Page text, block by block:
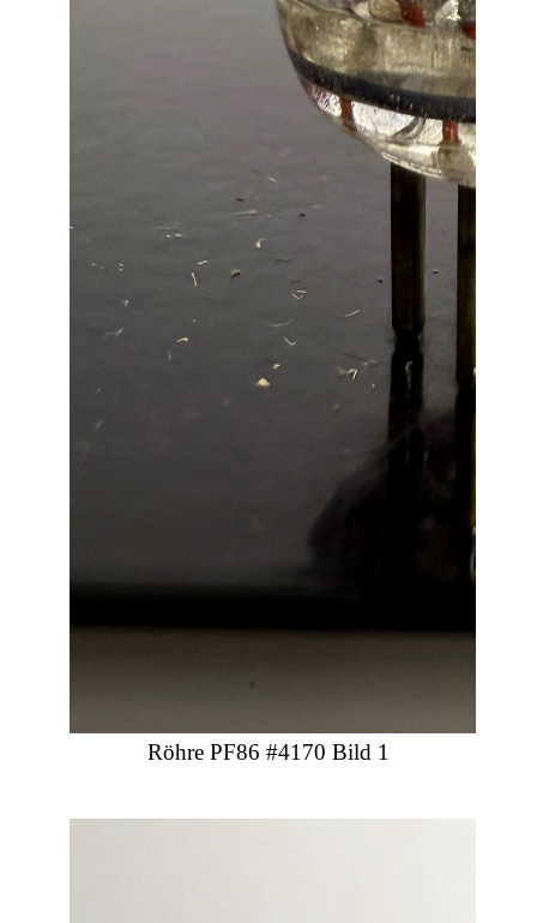
Röhre PF86 #4170 Bild 1